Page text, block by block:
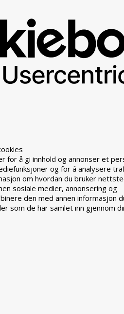
for å gi innhold og annonser et
og for å analysere
om hvordan du bruker
sosiale medier, annonsering og
den med annen informasjon
som de har samlet inn gjennom